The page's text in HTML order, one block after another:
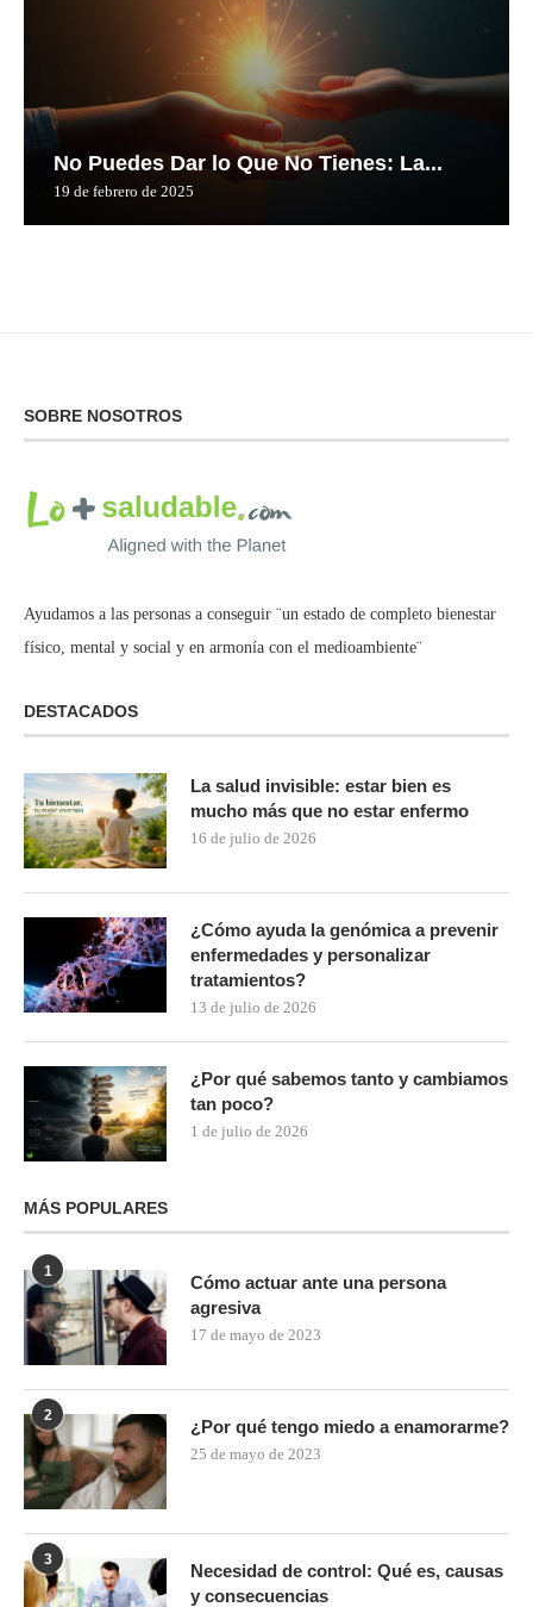
No Puedes Dar lo Que No Tienes: La...
19 de febrero de 2025
SOBRE NOSOTROS
Ayudamos a las personas a conseguir ¨un estado de completo bienestar
físico, mental y social y en armonía con el medioambiente¨
DESTACADOS
La salud invisible: estar bien es
mucho más que no estar enfermo
16 de julio de 2026
¿Cómo ayuda la genómica a prevenir
enfermedades y personalizar
tratamientos?
13 de julio de 2026
¿Por qué sabemos tanto y cambiamos
tan poco?
1 de julio de 2026
MÁS POPULARES
1
Cómo actuar ante una persona
agresiva
17 de mayo de 2023
2
¿Por qué tengo miedo a enamorarme?
25 de mayo de 2023
3
Necesidad de control: Qué es, causas
y consecuencias